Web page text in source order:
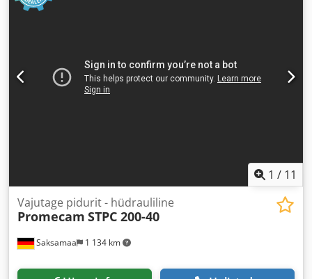
1 / 11
Saksamaa 1 134 km
Vajutage pidurit - hüdrauliline
Promecam STPC 200-40